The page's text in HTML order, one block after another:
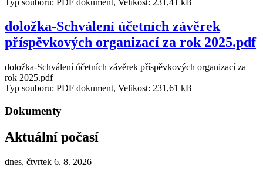
doložka-Schválení účetních závěrek
příspěvkových organizací za rok 2025.pdf
doložka-Schválení účetních závěrek příspěvkových organizací za
rok 2025.pdf
Typ souboru: PDF dokument, Velikost: 231,61 kB
Dokumenty
Aktuální počasí
dnes, čtvrtek 6. 8. 2026